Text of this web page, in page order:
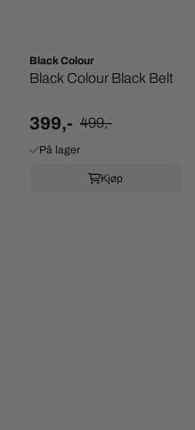
Black Colour
Black Colour Black Belt
399,- 499,-
På lager
Kjøp